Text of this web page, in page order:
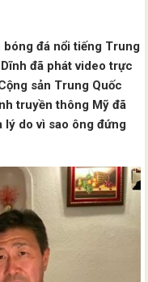
bóng đá nổi tiếng Trung
đã phát video trực
sản Trung Quốc
truyền thông Mỹ đã
lý do vì sao ông đứng